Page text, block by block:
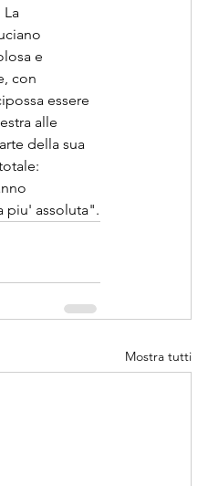
e
con
essere
alle
della sua
piu' assoluta".
Mostra tutti